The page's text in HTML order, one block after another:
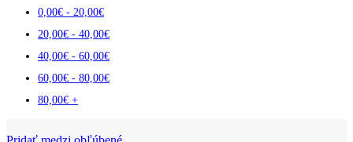
0,00€ - 20,00€
20,00€ - 40,00€
40,00€ - 60,00€
60,00€ - 80,00€
80,00€ +